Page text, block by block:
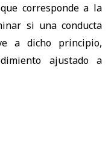
corresponde a la
si una conducta
a dicho principio,
ajustado a